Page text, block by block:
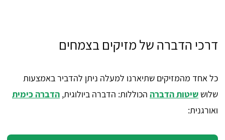
דרכי הדברה של מזיקים בצמחים
כל אחד מהמזיקים שתיארנו למעלה ניתן להדביר באמצעות
שלוש שיטות הדברה הכוללות: הדברה ביולוגית, הדברה כימית
ואורגנית: